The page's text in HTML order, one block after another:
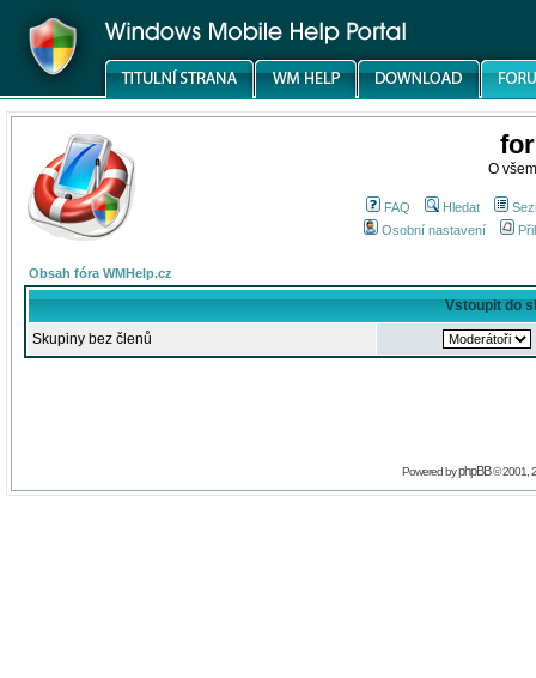
O
FAQ Hledat
Osobní nastavení
Obsah fóra WMHelp.cz
Vstoupit do
Skupiny bez členů
Powered byphpBB© 2001,